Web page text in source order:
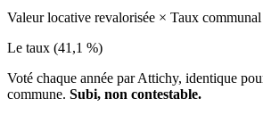
Valeur locative revalorisée × Taux communal
Le taux (41,1 %)
Voté chaque année par Attichy, identique
commune. Subi, non contestable.